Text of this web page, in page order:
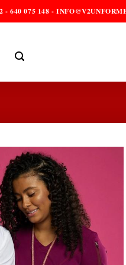
640 075 148 -